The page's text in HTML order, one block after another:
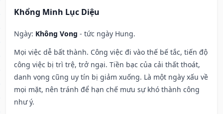
Khổng Minh Lục Diệu
Ngày: Không Vong - tức ngày Hung.
Mọi việc dễ bất thành. Công việc đi vào thế bế tắc, tiến độ
công việc bị trì trệ, trở ngại. Tiền bạc của cải thất thoát,
danh vọng cũng uy tín bị giảm xuống. Là một ngày xấu về
mọi mặt, nên tránh để hạn chế mưu sự khó thành công
như ý.